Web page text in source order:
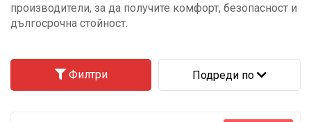
производители, за да получите комфорт, безопасност и
дългосрочна стойност.
Филтри Подреди по